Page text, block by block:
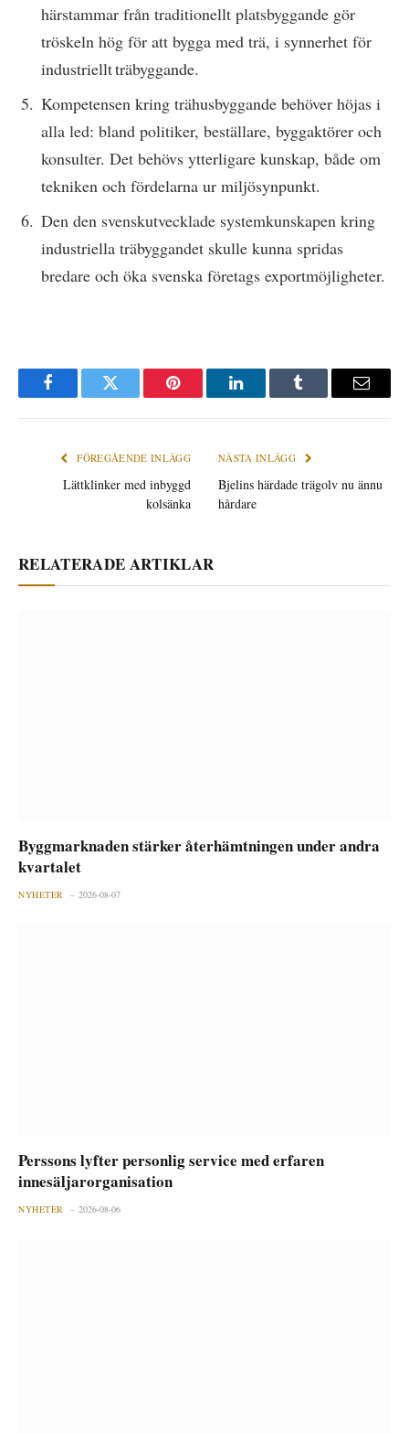
härstammar från traditionellt platsbyggande gör
tröskeln hög för att bygga med trä, i synnerhet för
industriellt träbyggande.
Kompetensen kring trähusbyggande behöver höjas i
alla led: bland politiker, beställare, byggaktörer och
konsulter. Det behövs ytterligare kunskap, både om
tekniken och fördelarna ur miljösynpunkt.
Den den svenskutvecklade systemkunskapen kring
industriella träbyggandet skulle kunna spridas
bredare och öka svenska företags exportmöjligheter.
FacebookTwitter Pinterest LinkedInTumblr
E-
FÖREGÅENDE INLÄGG
Lättklinker med inbyggd
kolsänka
NÄSTA INLÄGG
Bjelins härdade trägolv nu ännu
hårdare
RELATERADE ARTIKLAR
Byggmarknaden stärker återhämtningen under andra
kvartalet
NYHETER 2026-08-07
Perssons lyfter personlig service med erfaren
innesäljarorganisation
NYHETER 2026-08-06